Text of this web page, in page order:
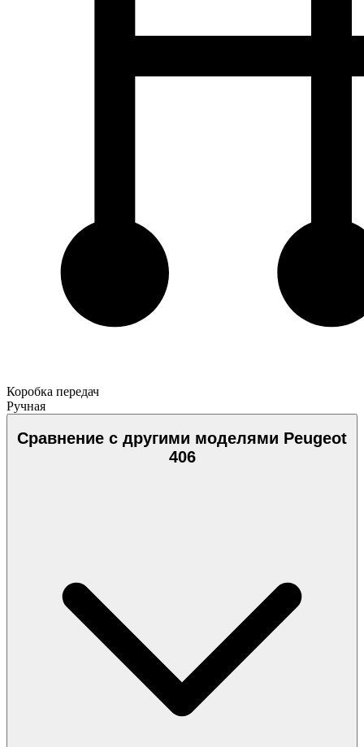
Коробка передач
Ручная
Сравнение с другими моделями Peugeot
406